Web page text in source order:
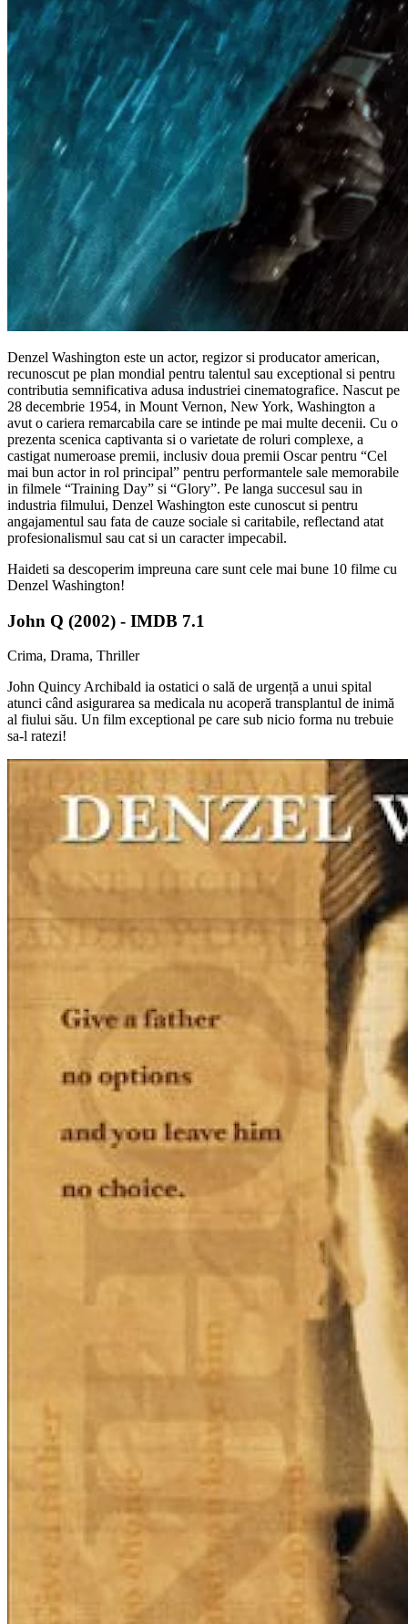
Denzel Washington este un actor, regizor si producator american,
recunoscut pe plan mondial pentru talentul sau exceptional si pentru
contributia semnificativa adusa industriei cinematografice. Nascut pe
28 decembrie 1954, in Mount Vernon, New York, Washington a
avut o cariera remarcabila care se intinde pe mai multe decenii. Cu o
prezenta scenica captivanta si o varietate de roluri complexe, a
castigat numeroase premii, inclusiv doua premii Oscar pentru “Cel
mai bun actor in rol principal” pentru performantele sale memorabile
in filmele “Training Day” si “Glory”. Pe langa succesul sau in
industria filmului, Denzel Washington este cunoscut si pentru
angajamentul sau fata de cauze sociale si caritabile, reflectand atat
profesionalismul sau cat si un caracter impecabil.
Haideti sa descoperim impreuna care sunt cele mai bune 10 filme cu
Denzel Washington!
John Q (2002) - IMDB 7.1
Crima, Drama, Thriller
John Quincy Archibald ia ostatici o sală de urgență a unui spital
atunci când asigurarea sa medicala nu acoperă transplantul de inimă
al fiului său. Un film exceptional pe care sub nicio forma nu trebuie
sa-l ratezi!